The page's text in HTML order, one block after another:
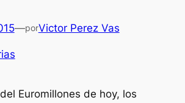
—porVictor Perez Vas
Euromillones de hoy, los